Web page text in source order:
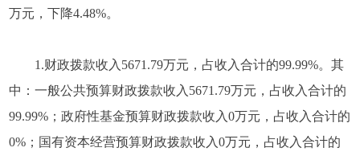
万元，下降4.48%。
1.财政拨款收入5671.79万元，占收入合计的99.99%。其
中：一般公共预算财政拨款收入5671.79万元，占收入合计的
99.99%；政府性基金预算财政拨款收入0万元，占收入合计的
0%；国有资本经营预算财政拨款收入0万元，占收入合计的